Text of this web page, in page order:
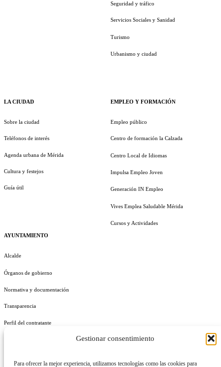
Gestionar consentimiento
Para ofrecer la mejor experiencia, utilizamos tecnologías como las cookies para
LA CIUDAD
Sobre la ciudad
Teléfonos de interés
Agenda urbana de Mérida
Cultura y festejos
Guía útil
AYUNTAMIENTO
Alcalde
Órganos de gobierno
Normativa y documentación
Transparencia
Perfil del contratante
Seguridad y tráfico
Servicios Sociales y Sanidad
Turismo
Urbanismo y ciudad
EMPLEO Y FORMACIÓN
Empleo público
Centro de formación la Calzada
Centro Local de Idiomas
Impulsa Empleo Joven
Generación IN Empleo
Vives Emplea Saludable Mérida
Cursos y Actividades